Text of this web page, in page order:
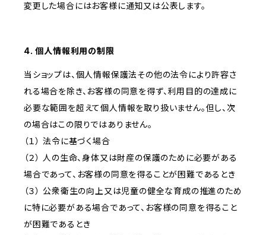
変更した場合にはお客様に通知又は公表します。
4. 個人情報利用の制限
当ショップは、個人情報保護法その他の法令により許容さ
れる場合を除き、お客様の同意を得ず、利用目的の達成に
必要な範囲を超えて個人情報を取り扱いません。但し、次
の場合はこの限りではありません。
（１） 法令に基づく場合
（２） 人の生命、身体又は財産の保護のために必要がある
場合であって、お客様の同意を得ることが困難であるとき
（３） 公衆衛生の向上又は児童の健全な育成の推進のため
に特に必要がある場合であって、お客様の同意を得ること
が困難であるとき